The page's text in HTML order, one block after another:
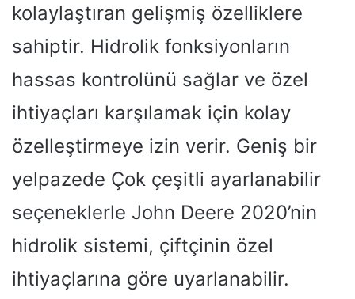
kolaylaştıran gelişmiş özelliklere
sahiptir. Hidrolik fonksiyonların
hassas kontrolünü sağlar ve özel
ihtiyaçları karşılamak için kolay
özelleştirmeye izin verir. Geniş bir
yelpazede Çok çeşitli ayarlanabilir
seçeneklerle John Deere 2020’nin
hidrolik sistemi, çiftçinin özel
ihtiyaçlarına göre uyarlanabilir.